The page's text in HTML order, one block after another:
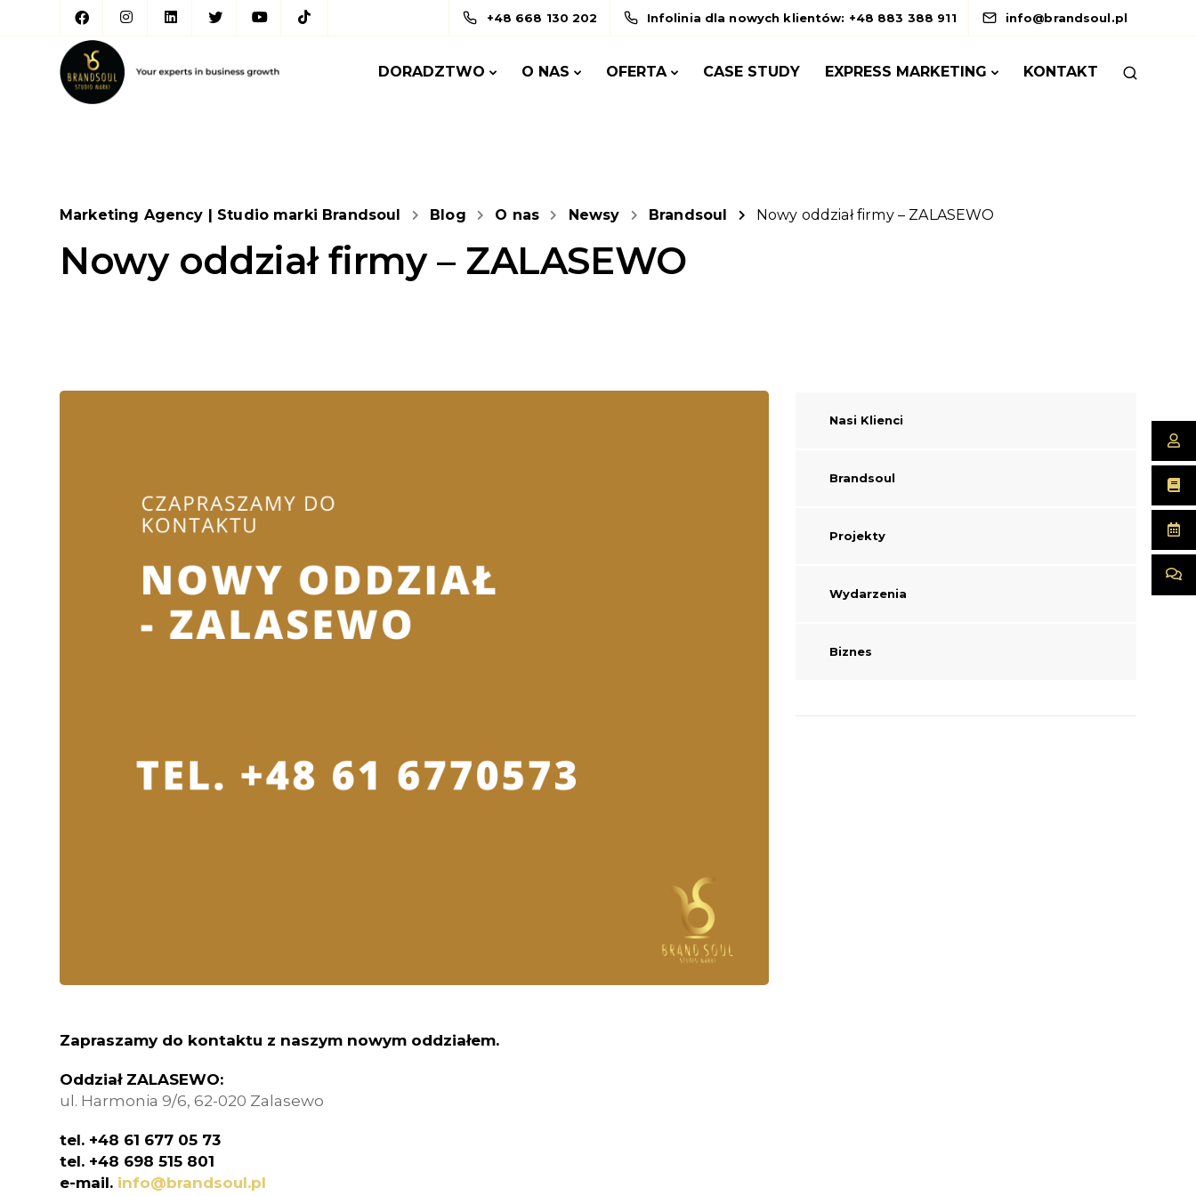
+48 668 130 202 Infolinia dla nowych klientów: +48 883 388 911 info@brandsoul.pl
DORADZTWO O NAS OFERTA CASE STUDY EXPRESS MARKETING KONTAKT
Marketing Agency | Studio marki Brandsoul Blog O nas Newsy Brandsoul Nowy oddział firmy – ZALASEWO
Nowy oddział firmy – ZALASEWO
Zapraszamy do kontaktu z naszym nowym oddziałem.
Oddział ZALASEWO:
ul. Harmonia 9/6, 62-020 Zalasewo
tel. +48 61 677 05 73
tel. +48 698 515 801
e-mail. info@brandsoul.pl
Nasi Klienci
Brandsoul
Projekty
Wydarzenia
Biznes